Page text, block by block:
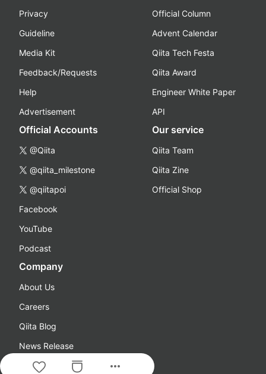
more_horiz
Privacy
Guideline
Media Kit
Feedback/Requests
Help
Advertisement
Official Column
Advent Calendar
Qiita Tech Festa
Qiita Award
Engineer White Paper
API
Official Accounts
@Qiita
@qiita_milestone
@qiitapoi
Facebook
YouTube
Podcast
Our service
Qiita Team
Qiita Zine
Official Shop
Company
About Us
Careers
Qiita Blog
News Release